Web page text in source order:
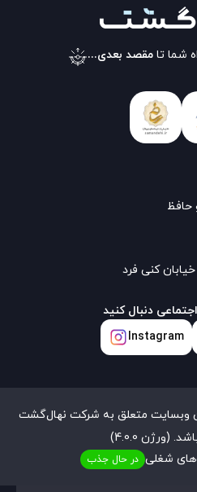
شما تا مقصد بعدی...
حافظ
کنی فرد
دنبال کنید
Instagram
وبسایت متعلق به شرکت نهال‌گشت
(ورژن 4.0.0)
شغلی در حال جذب